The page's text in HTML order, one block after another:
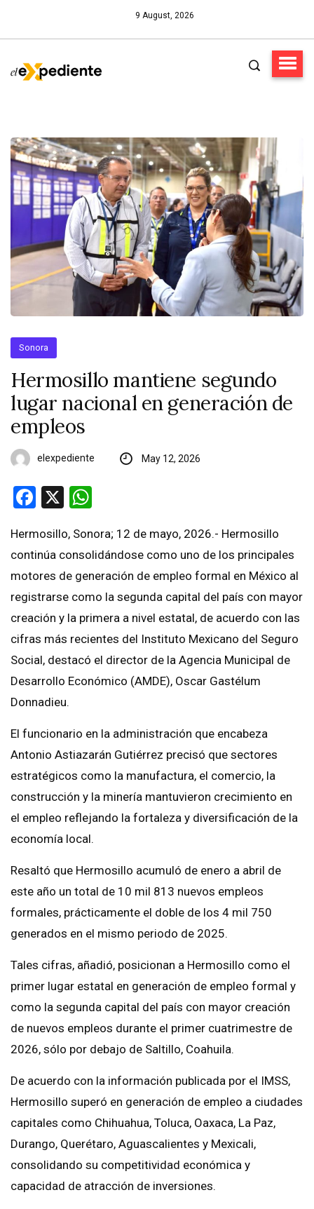
9 August, 2026
Sonora
Hermosillo mantiene segundo
lugar nacional en generación de
empleos
elexpediente May 12, 2026
Facebook
X
Hermosillo, Sonora; 12 de mayo, 2026.- Hermosillo
continúa consolidándose como uno de los principales
motores de generación de empleo formal en México al
registrarse como la segunda capital del país con mayor
creación y la primera a nivel estatal, de acuerdo con las
cifras más recientes del Instituto Mexicano del Seguro
Social, destacó el director de la Agencia Municipal de
Desarrollo Económico (AMDE), Oscar Gastélum
Donnadieu.
El funcionario en la administración que encabeza
Antonio Astiazarán Gutiérrez precisó que sectores
estratégicos como la manufactura, el comercio, la
construcción y la minería mantuvieron crecimiento en
el empleo reflejando la fortaleza y diversificación de la
economía local.
Resaltó que Hermosillo acumuló de enero a abril de
este año un total de 10 mil 813 nuevos empleos
formales, prácticamente el doble de los 4 mil 750
generados en el mismo periodo de 2025.
Tales cifras, añadió, posicionan a Hermosillo como el
primer lugar estatal en generación de empleo formal y
como la segunda capital del país con mayor creación
de nuevos empleos durante el primer cuatrimestre de
2026, sólo por debajo de Saltillo, Coahuila.
De acuerdo con la información publicada por el IMSS,
Hermosillo superó en generación de empleo a ciudades
capitales como Chihuahua, Toluca, Oaxaca, La Paz,
Durango, Querétaro, Aguascalientes y Mexicali,
consolidando su competitividad económica y
capacidad de atracción de inversiones.